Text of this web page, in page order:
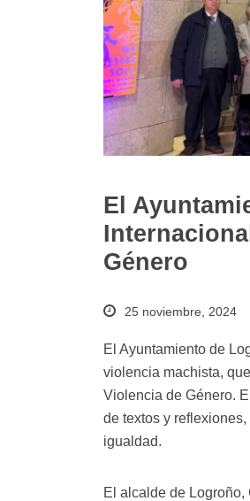
El
Género
25 noviembre, 2024
El Ayuntamiento de
violencia machista,
Violencia de Género.
de textos y
igualdad.
El alcalde de